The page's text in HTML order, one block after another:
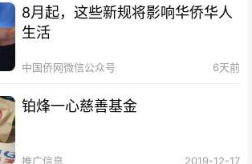
8月起，这些新规将影响华侨华人
生活
中国侨网微信公众号 6天前
铂烽一心慈善基金
推广信息 2019-12-17